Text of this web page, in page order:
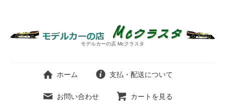
モデルカーの店 Mcクラスタ
ホーム 支払・配送について
お問い合わせ カートを見る